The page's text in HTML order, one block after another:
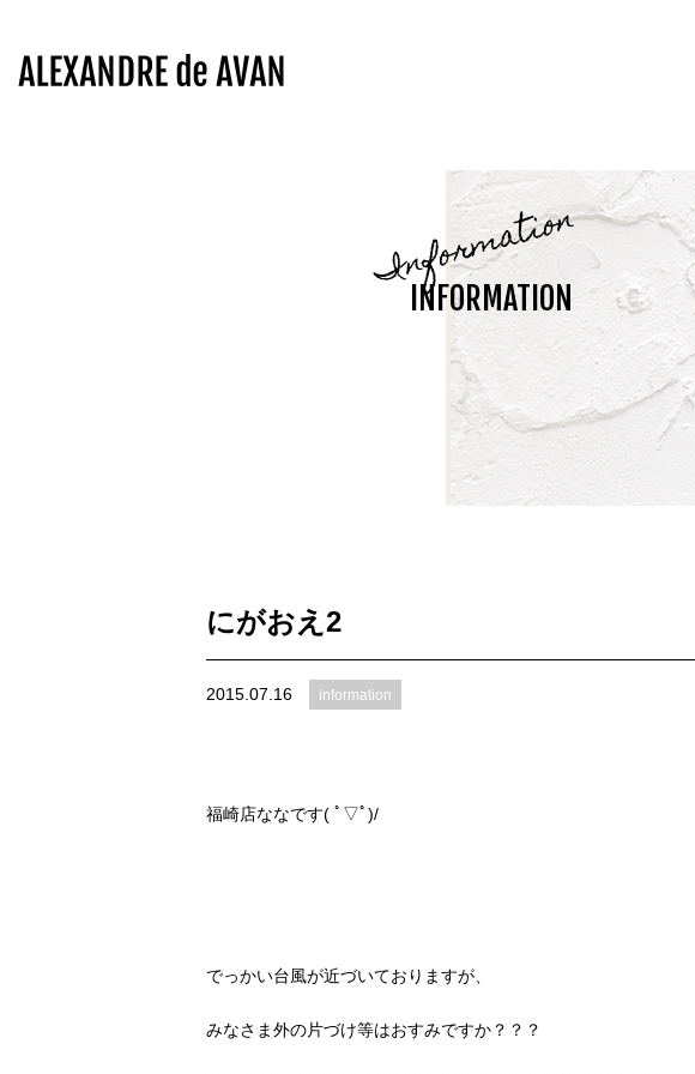
Information
INFORMATION
にがおえ2
2015.07.16 information
福崎店ななです( ﾟ▽ﾟ)/
でっかい台風が近づいておりますが、
みなさま外の片づけ等はおすみですか？？？